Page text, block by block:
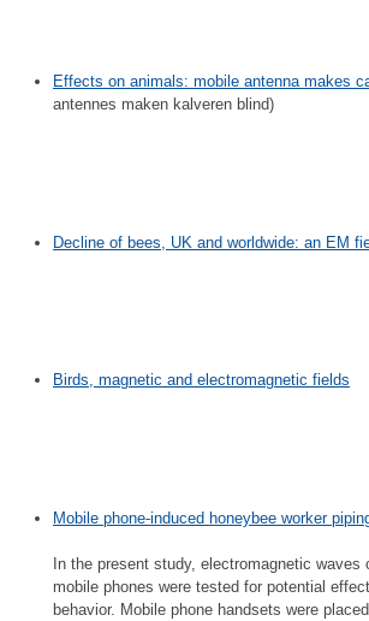
Effects on animals: mobile antenna makes
antennes maken kalveren blind)
Decline of bees, UK and worldwide: an EM
Birds, magnetic and electromagnetic fields
Mobile phone-induced honeybee worker
In the present study, electromagnetic waves
mobile phones were tested for potential
behavior. Mobile phone handsets were